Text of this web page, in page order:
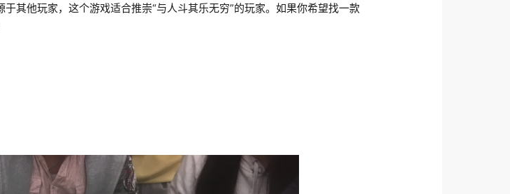
其他玩家，这个游戏适合推崇“与人斗其乐无穷”的玩家。如果你希望找一款